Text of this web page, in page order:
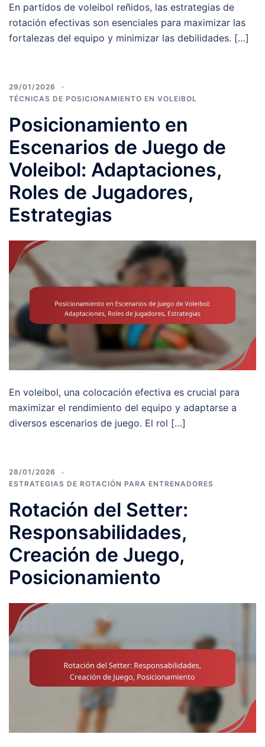
En partidos de voleibol reñidos, las estrategias de
rotación efectivas son esenciales para maximizar las
fortalezas del equipo y minimizar las debilidades. […]
29/01/2026
TÉCNICAS DE POSICIONAMIENTO EN VOLEIBOL
Posicionamiento en
Escenarios de Juego de
Voleibol: Adaptaciones,
Roles de Jugadores,
Estrategias
En voleibol, una colocación efectiva es crucial para
maximizar el rendimiento del equipo y adaptarse a
diversos escenarios de juego. El rol […]
28/01/2026
ESTRATEGIAS DE ROTACIÓN PARA ENTRENADORES
Rotación del Setter:
Responsabilidades,
Creación de Juego,
Posicionamiento